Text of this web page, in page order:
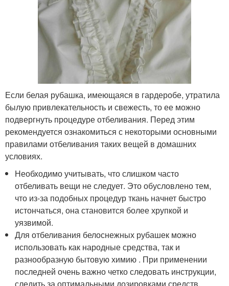
Если белая рубашка, имеющаяся в гардеробе, утратила
былую привлекательность и свежесть, то ее можно
подвергнуть процедуре отбеливания. Перед этим
рекомендуется ознакомиться с некоторыми основными
правилами отбеливания таких вещей в домашних
условиях.
Необходимо учитывать, что слишком часто
отбеливать вещи не следует. Это обусловлено тем,
что из-за подобных процедур ткань начнет быстро
истончаться, она становится более хрупкой и
уязвимой.
Для отбеливания белоснежных рубашек можно
использовать как народные средства, так и
разнообразную бытовую химию . При применении
последней очень важно четко следовать инструкции,
следить за оптимальными дозировками средств.